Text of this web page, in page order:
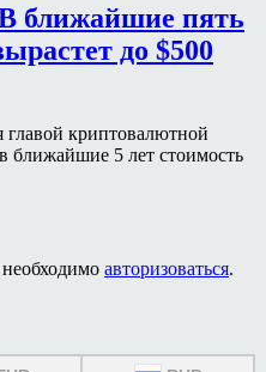
ближайшие пять
до $500
криптовалютной
ближайшие 5 лет стоимость
авторизоваться.